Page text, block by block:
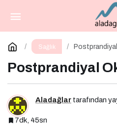
Sağlık
Postprandiyal
Aladağlar tarafından
7dk, 45sn
Postprandiyal
Yorum Yap